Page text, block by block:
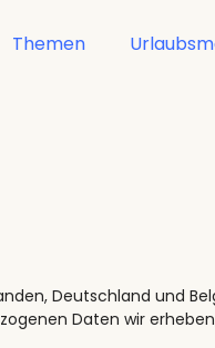
Themen
Deutschland und
Daten wir